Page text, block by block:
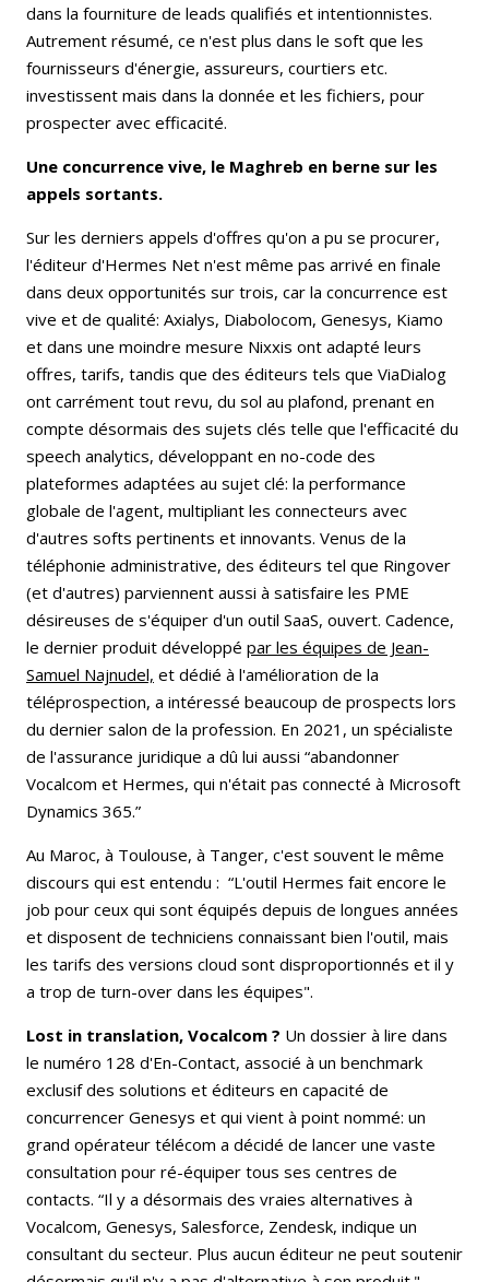
dans la fourniture de leads qualifiés et intentionnistes.
Autrement résumé, ce n'est plus dans le soft que les
fournisseurs d'énergie, assureurs, courtiers etc.
investissent mais dans la donnée et les fichiers, pour
prospecter avec efficacité.
Une concurrence vive, le Maghreb en berne sur les
appels sortants.
Sur les derniers appels d'offres qu'on a pu se procurer,
l'éditeur d'Hermes Net n'est même pas arrivé en finale
dans deux opportunités sur trois, car la concurrence est
vive et de qualité: Axialys, Diabolocom, Genesys, Kiamo
et dans une moindre mesure Nixxis ont adapté leurs
offres, tarifs, tandis que des éditeurs tels que ViaDialog
ont carrément tout revu, du sol au plafond, prenant en
compte désormais des sujets clés telle que l'efficacité du
speech analytics, développant en no-code des
plateformes adaptées au sujet clé: la performance
globale de l'agent, multipliant les connecteurs avec
d'autres softs pertinents et innovants. Venus de la
téléphonie administrative, des éditeurs tel que Ringover
(et d'autres) parviennent aussi à satisfaire les PME
désireuses de s'équiper d'un outil SaaS, ouvert. Cadence,
le dernier produit développé par les équipes de Jean-
Samuel Najnudel, et dédié à l'amélioration de la
téléprospection, a intéressé beaucoup de prospects lors
du dernier salon de la profession. En 2021, un spécialiste
de l'assurance juridique a dû lui aussi “abandonner
Vocalcom et Hermes, qui n'était pas connecté à Microsoft
Dynamics 365.”
Au Maroc, à Toulouse, à Tanger, c'est souvent le même
discours qui est entendu : “L'outil Hermes fait encore le
job pour ceux qui sont équipés depuis de longues années
et disposent de techniciens connaissant bien l'outil, mais
les tarifs des versions cloud sont disproportionnés et il y
a trop de turn-over dans les équipes".
Lost in translation, Vocalcom ? Un dossier à lire dans
le numéro 128 d'En-Contact, associé à un benchmark
exclusif des solutions et éditeurs en capacité de
concurrencer Genesys et qui vient à point nommé: un
grand opérateur télécom a décidé de lancer une vaste
consultation pour ré-équiper tous ses centres de
contacts. “Il y a désormais des vraies alternatives à
Vocalcom, Genesys, Salesforce, Zendesk, indique un
consultant du secteur. Plus aucun éditeur ne peut soutenir